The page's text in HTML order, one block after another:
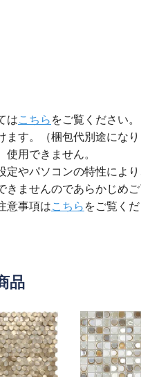
はこちら をご覧ください。
ます。（梱包代別途にな
用できません。
定やパソコンの特性によ
きませんのであらかじめ
意事項はこちら をご覧く
品